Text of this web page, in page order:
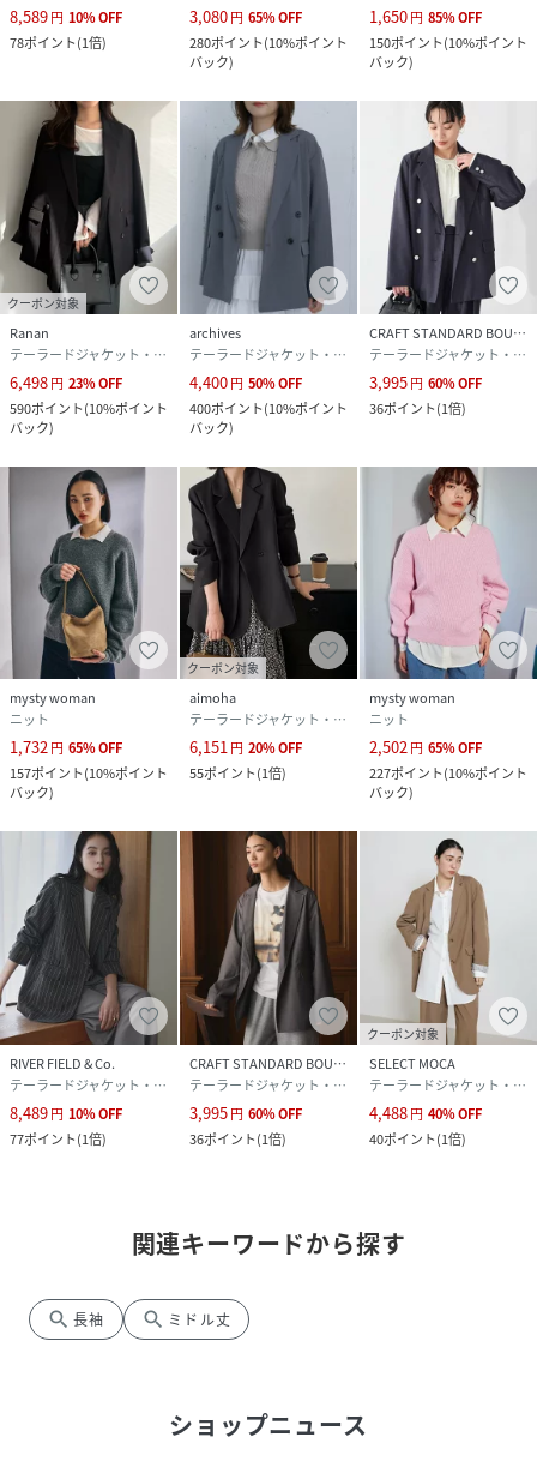
8,589円 10%OFF
78ポイント(1倍)
3,080円 65%OFF
280ポイント(10%ポイント
バック)
1,650円 85%OFF
150ポイント(10%ポイント
バック)
クーポン対象
Ranan
テーラードジャケット・ブレザー
6,498円 23%OFF
590ポイント(10%ポイント
バック)
archives
テーラードジャケット・ブレザー
4,400円 50%OFF
400ポイント(10%ポイント
バック)
CRAFT STANDARD BOUTIQUE
テーラードジャケット・ブレザー
3,995円 60%OFF
36ポイント(1倍)
mysty woman
ニット
1,732円 65%OFF
157ポイント(10%ポイント
バック)
クーポン対象
aimoha
テーラードジャケット・ブレザー
6,151円 20%OFF
55ポイント(1倍)
mysty woman
ニット
2,502円 65%OFF
227ポイント(10%ポイント
バック)
RIVER FIELD & Co.
テーラードジャケット・ブレザー
8,489円 10%OFF
77ポイント(1倍)
CRAFT STANDARD BOUTIQUE
テーラードジャケット・ブレザー
3,995円 60%OFF
36ポイント(1倍)
クーポン対象
SELECT MOCA
テーラードジャケット・ブレザー
4,488円 40%OFF
40ポイント(1倍)
関連キーワードから探す
search 長袖 search ミドル丈
ショップニュース